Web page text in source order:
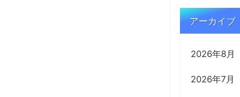
アーカイブ
2026年8月
2026年7月